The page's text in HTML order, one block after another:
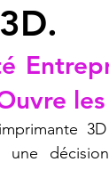
SNAPMAKER